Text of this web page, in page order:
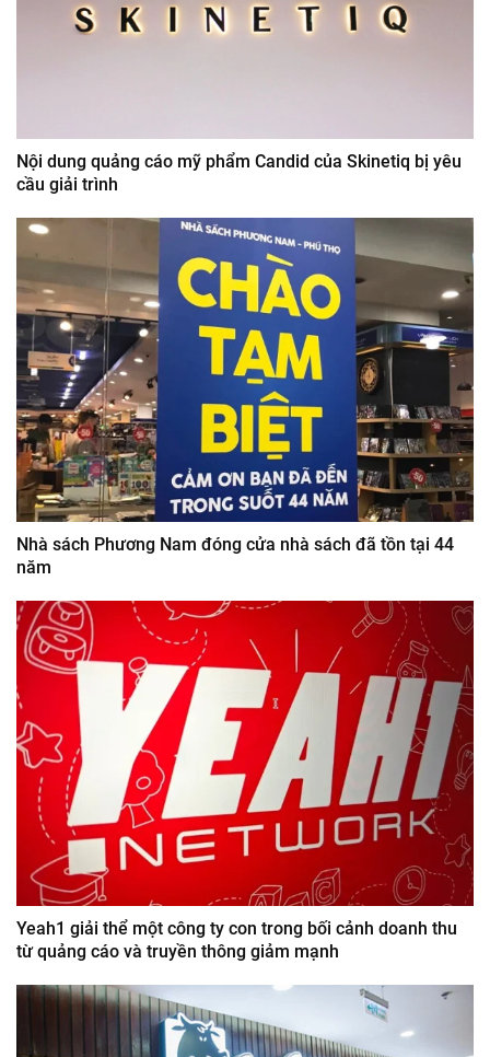
Nội dung quảng cáo mỹ phẩm Candid của Skinetiq bị yêu
cầu giải trình
Nhà sách Phương Nam đóng cửa nhà sách đã tồn tại 44
năm
Yeah1 giải thể một công ty con trong bối cảnh doanh thu
từ quảng cáo và truyền thông giảm mạnh